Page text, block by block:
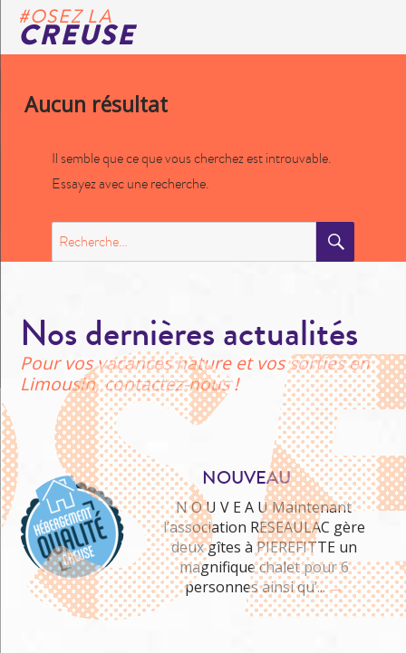
#OSEZ LA
CREUSE
Aucun résultat
Il semble que ce que vous cherchez est introuvable.
Essayez avec une recherche.
Recherche
pour
Nos dernières actualités
Pour vos vacances nature et vos sorties en
Limousin, contactez-nous !
NOUVEAU
N O U V E A U Maintenant
l’association RESEAULAC gère
deux gîtes à PIEREFITTE un
magnifique chalet pour 6
personnes ainsi qu’...→
Me cultiver